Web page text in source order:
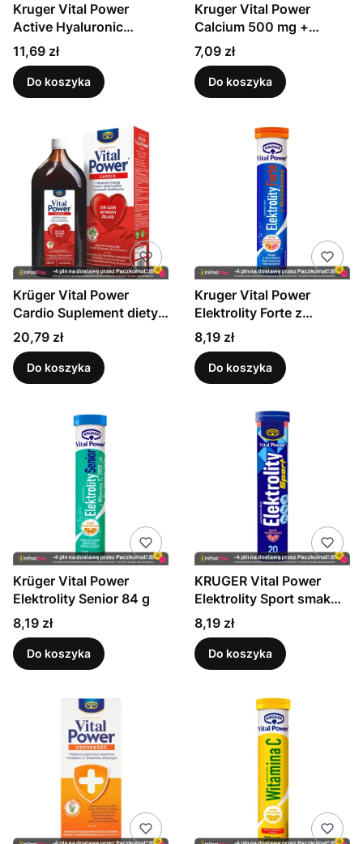
Kruger Vital Power
Active Hyaluronic
Suplement diety 84 g
(20 sztuk)
Cena
11,69 zł
Do koszyka
Kruger Vital Power
Calcium 500 mg +
witamina D i wapń 84 g
Cena
7,09 zł
Do koszyka
Krüger Vital Power
Cardio Suplement diety
1000 ml
Cena
20,79 zł
Do koszyka
Kruger Vital Power
Elektrolity Forte z
Multiwitaminą 86g
Cena
8,19 zł
Do koszyka
Krüger Vital Power
Elektrolity Senior 84 g
Cena
8,19 zł
Do koszyka
KRUGER Vital Power
Elektrolity Sport smak
grejpfrutowy 86g
Cena
8,19 zł
Do koszyka